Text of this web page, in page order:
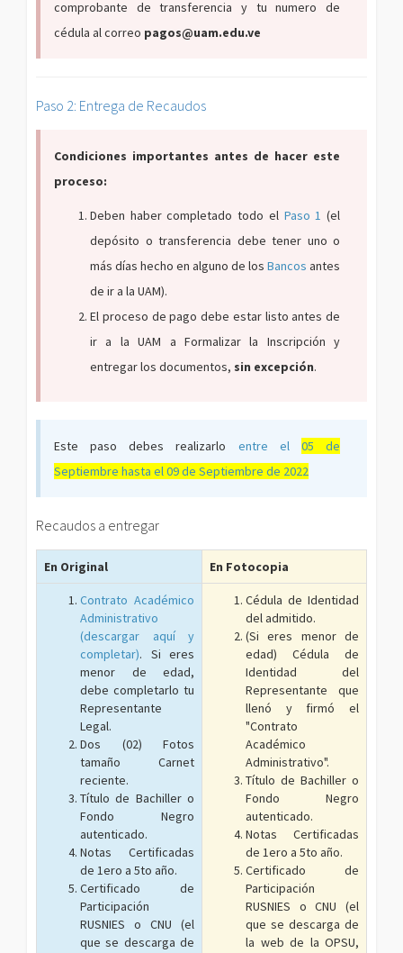
comprobante de transferencia y tu numero de
cédula al correo pagos@uam.edu.ve
Paso 2: Entrega de Recaudos
Condiciones importantes antes de hacer este
proceso:
Deben haber completado todo el Paso 1 (el
depósito o transferencia debe tener uno o
más días hecho en alguno de los Bancos antes
de ir a la UAM).
El proceso de pago debe estar listo antes de
ir a la UAM a Formalizar la Inscripción y
entregar los documentos, sin excepción.
Este paso debes realizarlo entre el 05 de
Septiembre hasta el 09 de Septiembre de 2022
Recaudos a entregar
En Original En Fotocopia
Contrato Académico
Administrativo
(descargar aquí y
completar). Si eres
menor de edad,
debe completarlo tu
Representante
Legal.
Dos (02) Fotos
tamaño Carnet
reciente.
Título de Bachiller o
Fondo Negro
autenticado.
Notas Certificadas
de 1ero a 5to año.
Certificado de
Participación
RUSNIES o CNU (el
que se descarga de
Cédula de Identidad
del admitido.
(Si eres menor de
edad) Cédula de
Identidad del
Representante que
llenó y firmó el
"Contrato
Académico
Administrativo".
Título de Bachiller o
Fondo Negro
autenticado.
Notas Certificadas
de 1ero a 5to año.
Certificado de
Participación
RUSNIES o CNU (el
que se descarga de
la web de la OPSU,